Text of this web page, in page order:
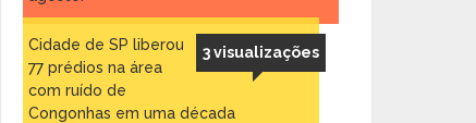
3 visualizações
Cidade de SP liberou
77 prédios na área
com ruído de
Congonhas em uma década